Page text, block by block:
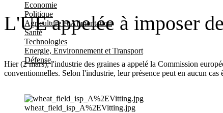
Economie
Politique
Agriculture et Alimentation
Santé
Technologies
Energie, Environnement et Transport
Défense
L'UE appelée à imposer
Hier (2 mars), l'industrie des graines a appelé la Commission
conventionnelles. Selon l'industrie, leur présence peut en aucun cas
wheat_field_isp_A%2EVitting.jpg